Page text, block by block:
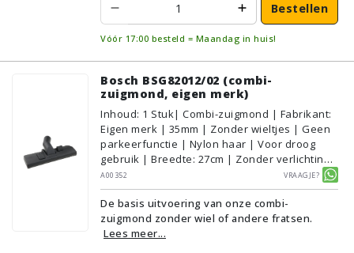
Bestellen
Vóór 17:00 besteld = Maandag in huis!
Bosch BSG82012/02 (combi-
zuigmond, eigen merk)
Inhoud: 1 Stuk| Combi-zuigmond | Fabrikant:
Eigen merk | 35mm | Zonder wieltjes | Geen
parkeerfunctie | Nylon haar | Voor droog
gebruik | Breedte: 27cm | Zonder verlichting |
Zonder kliksysteem | Zwart | Alternatief |
Geschikt voor vloertype: Plavuizen/Tegels,
Parket/Laminaat, PVC/Vinyl,
Tapijt/Vloerbedekking
A00352 Vraagje?
De basis uitvoering van onze combi-
zuigmond zonder wiel of andere fratsen.
Lees meer...